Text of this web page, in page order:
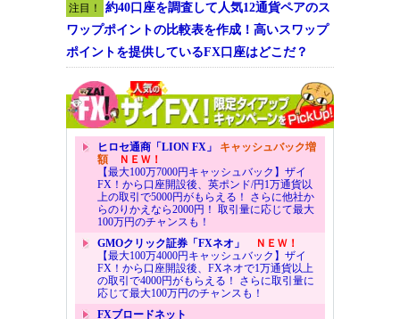
注目！
約40口座を調査して人気12通貨ペアのス
ワップポイントの比較表を作成！高いスワップ
ポイントを提供しているFX口座はどこだ？
ヒロセ通商「LION FX」 キャッシュバック増
額ＮＥＷ！
【最大100万7000円キャッシュバック】ザイ
FX！から口座開設後、英ポンド/円1万通貨以
上の取引で5000円がもらえる！ さらに他社か
らのりかえなら2000円！ 取引量に応じて最大
100万円のチャンスも！
GMOクリック証券「FXネオ」
ＮＥＷ！
【最大100万4000円キャッシュバック】ザイ
FX！から口座開設後、FXネオで1万通貨以上
の取引で4000円がもらえる！ さらに取引量に
応じて最大100万円のチャンスも！
FXブロードネット